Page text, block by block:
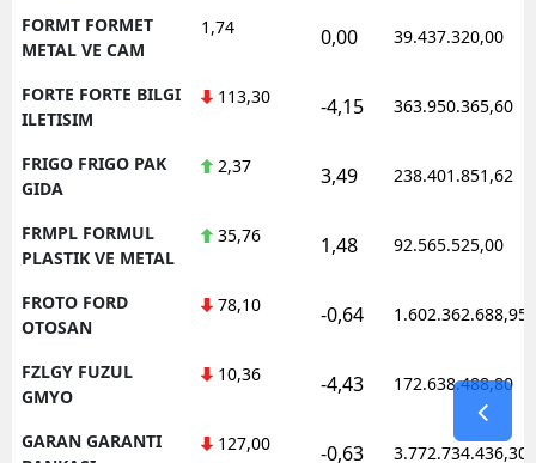
FORMT FORMET
METAL VE CAM
1,74 0,00 39.437.320,00
FORTE FORTE BILGI
ILETISIM
113,30 -4,15 363.950.365,60
FRIGO FRIGO PAK
GIDA
2,37 3,49 238.401.851,62
FRMPL FORMUL
PLASTIK VE METAL
35,76 1,48 92.565.525,00
FROTO FORD
OTOSAN
78,10 -0,64 1.602.362.688,95
FZLGY FUZUL
GMYO
10,36 -4,43 172.638.488,80
GARAN GARANTI
127,00 -0,63 3.772.734.436,30